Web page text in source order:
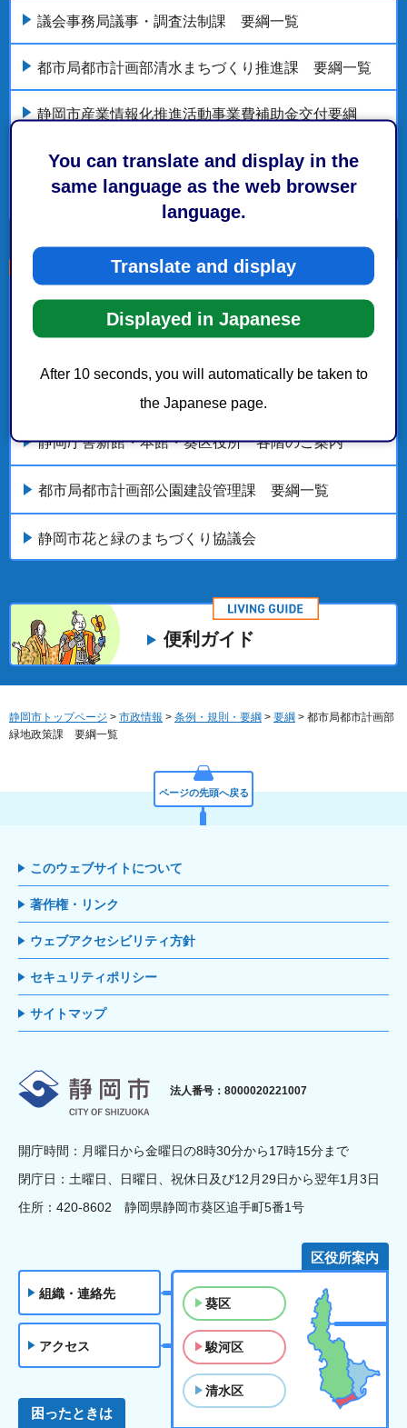
You can translate and display in the
same language as the web browser
language.
Translate and display
Displayed in Japanese
After 10 seconds, you will automatically be taken to
the Japanese page.
議会事務局議事・調査法制課 要綱一覧
都市局都市計画部清水まちづくり推進課 要綱一覧
静岡市産業情報化推進活動事業費補助金交付要綱
経済局海洋政策部BX推進課 要綱一覧
こちらの記事も読まれています。
静岡市無償借地公園の設置等に関する要綱
静岡庁舎新館・本館・葵区役所 各階のご案内
都市局都市計画部公園建設管理課 要綱一覧
静岡市花と緑のまちづくり協議会
便利ガイド
静岡市トップページ > 市政情報 > 条例・規則・要綱 > 要綱 > 都市局都市計画部
緑地政策課 要綱一覧
ページの先頭へ戻る
このウェブサイトについて
著作権・リンク
ウェブアクセシビリティ方針
セキュリティポリシー
サイトマップ
静岡市
法人番号：8000020221007
開庁時間：月曜日から金曜日の8時30分から17時15分まで
閉庁日：土曜日、日曜日、祝休日及び12月29日から翌年1月3日
住所：420-8602 静岡県静岡市葵区追手町5番1号
組織・連絡先
アクセス
区役所案内
葵区
駿河区
清水区
困ったときは